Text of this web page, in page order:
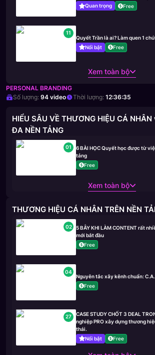
Quan trọng
Free
11
Quyết Trần là ai? Làm quen 1
Nổi bật
Free
Xem toàn bộ
PERSONAL BRANDING
Số lượng: 94 video Thời lượng: 12:36:35
HIỂU SÂU VỀ THƯƠNG HIỆU CÁ
ĐA NỀN TẢNG
01
6 BÀI HỌC Quyết học được từ
tảng
Free
Xem toàn bộ
THƯƠNG HIỆU CÁ NHÂN TRÊN NỀN
02
5 BẪY KHI LÀM CONTENT rất
mới bắt đầu
Free
04
Nguyên tắc xây kênh chuẩn:
Free
27
CASE STUDY CHỐT 3 DEAL
nghiệp PRO xây dựng thương
thái.
Nổi bật
Free